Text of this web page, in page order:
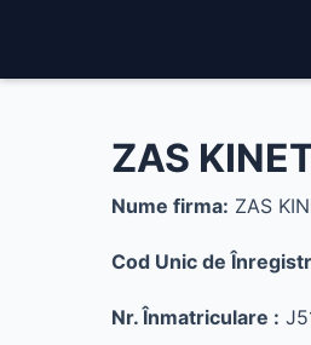
ZAS
Nume firma: ZAS
Cod Unic de
Nr. Înmatriculare :